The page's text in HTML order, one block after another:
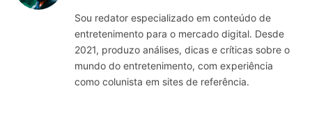
Sou redator especializado em conteúdo de
entretenimento para o mercado digital. Desde
2021, produzo análises, dicas e críticas sobre o
mundo do entretenimento, com experiência
como colunista em sites de referência.